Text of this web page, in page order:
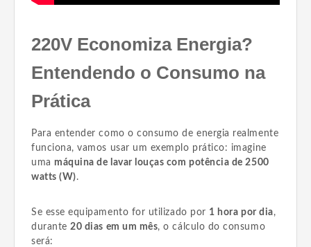
220V Economiza Energia?
Entendendo o Consumo na
Prática
Para entender como o consumo de energia realmente
funciona, vamos usar um exemplo prático: imagine
umamáquina de lavar louças com potência de 2500
watts (W).
Se esse equipamento for utilizado por 1 hora por dia,
durante 20 dias em um mês, o cálculo do consumo
será: